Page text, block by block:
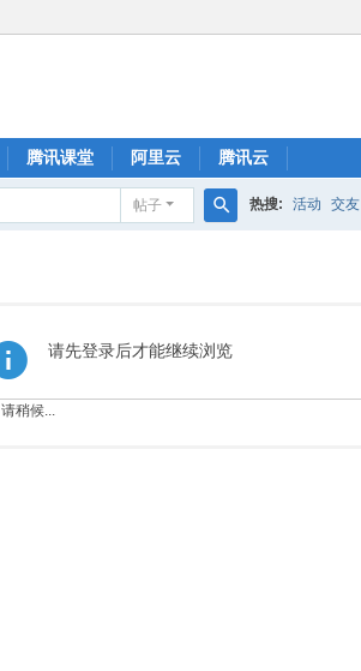
腾讯课堂 阿里云 腾讯云
帖子 热搜: 活动 交友
请先登录后才能继续浏览
请稍候...